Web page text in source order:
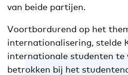
van beide partijen.
Voortbordurend op het
internationalisering, stelde
internationale studenten te
betrokken bij het